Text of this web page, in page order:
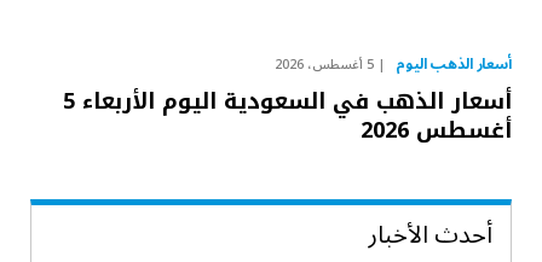
أسعار الذهب اليوم 5 أغسطس، 2026
أسعار الذهب في السعودية اليوم الأربعاء 5
أغسطس 2026
أحدث الأخبار